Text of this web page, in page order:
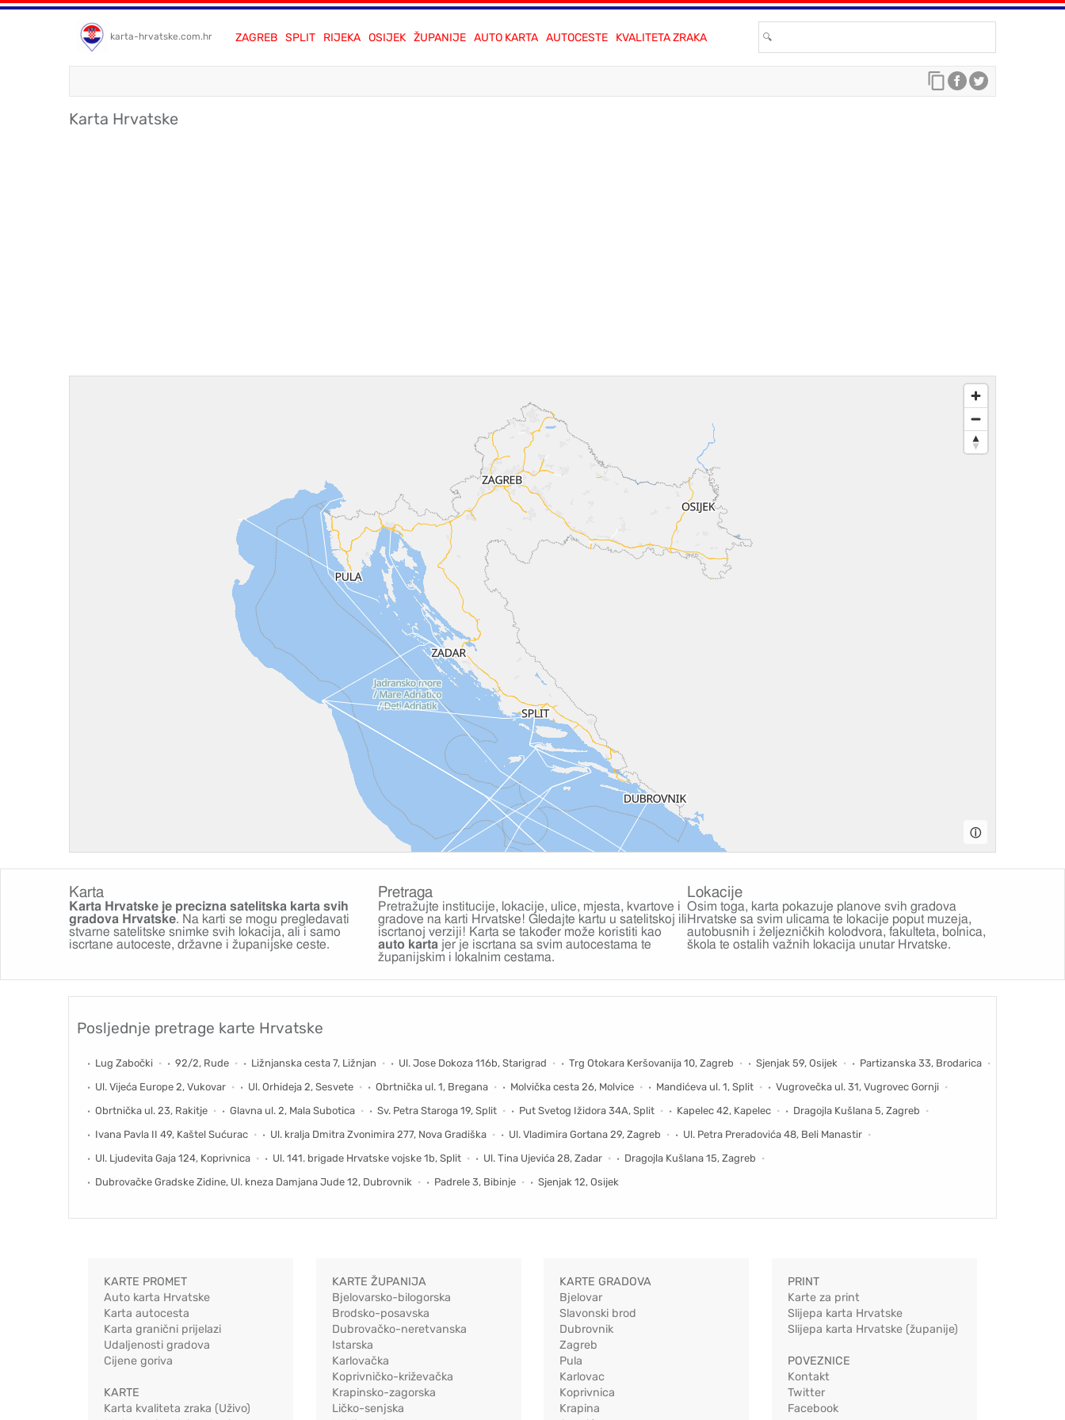
karta-hrvatske.com.hr ZAGREB SPLIT RIJEKA OSIJEK ŽUPANIJE AUTO KARTA AUTOCESTE KVALITETA ZRAKA
Karta Hrvatske
ⓘ
Karta
Karta Hrvatske je precizna satelitska karta svih
gradova Hrvatske. Na karti se mogu pregledavati
stvarne satelitske snimke svih lokacija, ali i samo
iscrtane autoceste, državne i županijske ceste.
Pretraga
Pretražujte institucije, lokacije, ulice, mjesta, kvartove i
gradove na karti Hrvatske! Gledajte kartu u satelitskoj ili
iscrtanoj verziji! Karta se također može koristiti kao
auto karta jer je iscrtana sa svim autocestama te
županijskim i lokalnim cestama.
Lokacije
Osim toga, karta pokazuje planove svih gradova
Hrvatske sa svim ulicama te lokacije poput muzeja,
autobusnih i željezničkih kolodvora, fakulteta, bolnica,
škola te ostalih važnih lokacija unutar Hrvatske.
Posljednje pretrage karte Hrvatske
Lug Zabočki 92/2, Rude Ližnjanska cesta 7, Ližnjan Ul. Jose Dokoza 116b, Starigrad Trg Otokara Keršovanija 10, Zagreb Sjenjak 59, Osijek
Partizanska 33, Brodarica
Ul. Vijeća Europe 2, Vukovar
Ul. Orhideja 2, Sesvete Obrtnička ul. 1, Bregana Molvička cesta 26, Molvice Mandićeva ul. 1, Split
Vugrovečka ul. 31, Vugrovec Gornji
Obrtnička ul. 23, Rakitje
Glavna ul. 2, Mala Subotica Sv. Petra Staroga 19, Split Put Svetog Ižidora 34A, Split Kapelec 42, Kapelec
Dragojla Kušlana 5, Zagreb
Ivana Pavla II 49, Kaštel Sućurac
Ul. kralja Dmitra Zvonimira 277, Nova Gradiška Ul. Vladimira Gortana 29, Zagreb
Ul. Petra Preradovića 48, Beli Manastir
Ul. Ljudevita Gaja 124, Koprivnica
Ul. 141. brigade Hrvatske vojske 1b, Split Ul. Tina Ujevića 28, Zadar
Dragojla Kušlana 15, Zagreb
Dubrovačke Gradske Zidine, Ul. kneza Damjana Jude 12, Dubrovnik
Padrele 3, Bibinje Sjenjak 12, Osijek
KARTE PROMET
Auto karta Hrvatske
Karta autocesta
Karta granični prijelazi
Udaljenosti gradova
Cijene goriva
KARTE
Karta kvaliteta zraka (Uživo)
KARTE ŽUPANIJA
Bjelovarsko-bilogorska
Brodsko-posavska
Dubrovačko-neretvanska
Istarska
Karlovačka
Koprivničko-križevačka
Krapinsko-zagorska
Ličko-senjska
KARTE GRADOVA
Bjelovar
Slavonski brod
Dubrovnik
Zagreb
Pula
Karlovac
Koprivnica
Krapina
PRINT
Karte za print
Slijepa karta Hrvatske
Slijepa karta Hrvatske (županije)
POVEZNICE
Kontakt
Twitter
Facebook